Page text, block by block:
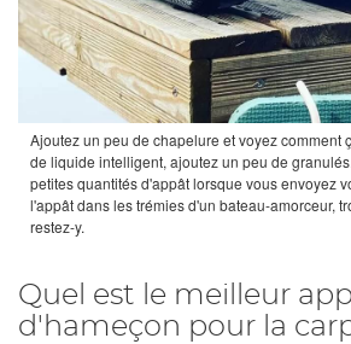
Ajoutez un peu de chapelure et voyez comment
de liquide intelligent, ajoutez un peu de
petites quantités d'appât lorsque vous envoyez
l'appât dans les trémies d'un bateau-amorceur,
restez-y.
Quel est le meilleur
d'hameçon pour la